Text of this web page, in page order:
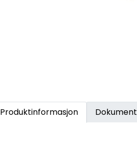
Produktinformasjon